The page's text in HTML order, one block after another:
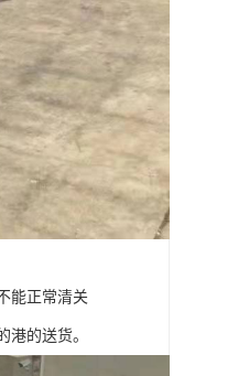
能正常清关
的送货。